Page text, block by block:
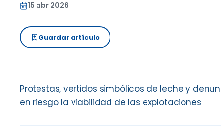
15 abr 2026
Guardar artículo
Protestas, vertidos simbólicos de leche y
en riesgo la viabilidad de las explotaciones